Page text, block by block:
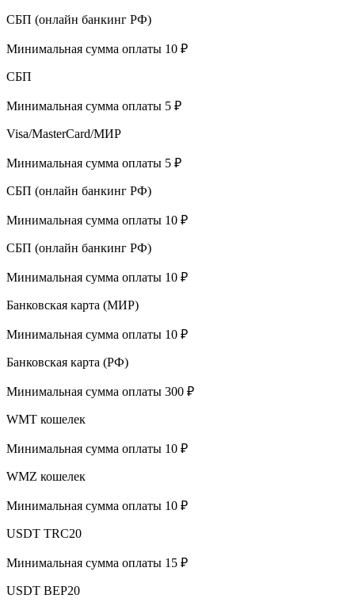
СБП (онлайн банкинг РФ)
Минимальная сумма оплаты 10 ₽
СБП
Минимальная сумма оплаты 5 ₽
Visa/MasterCard/МИР
Минимальная сумма оплаты 5 ₽
СБП (онлайн банкинг РФ)
Минимальная сумма оплаты 10 ₽
СБП (онлайн банкинг РФ)
Минимальная сумма оплаты 10 ₽
Банковская карта (МИР)
Минимальная сумма оплаты 10 ₽
Банковская карта (РФ)
Минимальная сумма оплаты 300 ₽
WMT кошелек
Минимальная сумма оплаты 10 ₽
WMZ кошелек
Минимальная сумма оплаты 10 ₽
USDT TRC20
Минимальная сумма оплаты 15 ₽
USDT BEP20